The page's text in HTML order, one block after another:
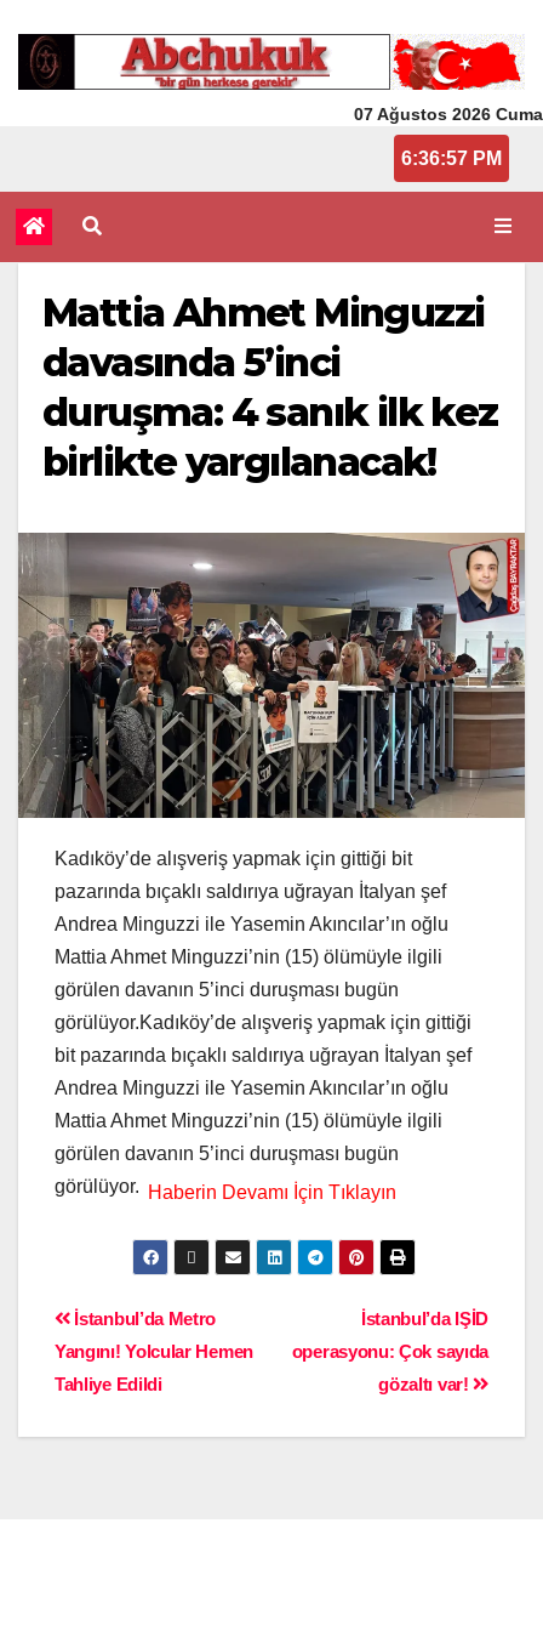
07 Ağustos 2026 Cuma
6:36:57 PM
Mattia Ahmet Minguzzi
davasında 5’inci
duruşma: 4 sanık ilk kez
birlikte yargılanacak!
Kadıköy’de alışveriş yapmak için gittiği bit
pazarında bıçaklı saldırıya uğrayan İtalyan şef
Andrea Minguzzi ile Yasemin Akıncılar’ın oğlu
Mattia Ahmet Minguzzi’nin (15) ölümüyle ilgili
görülen davanın 5’inci duruşması bugün
görülüyor.Kadıköy’de alışveriş yapmak için gittiği
bit pazarında bıçaklı saldırıya uğrayan İtalyan şef
Andrea Minguzzi ile Yasemin Akıncılar’ın oğlu
Mattia Ahmet Minguzzi’nin (15) ölümüyle ilgili
görülen davanın 5’inci duruşması bugün
görülüyor.
İstanbul’da IŞİD
operasyonu: Çok sayıda
gözaltı var!
İstanbul’da Metro
Yangını! Yolcular Hemen
Tahliye Edildi